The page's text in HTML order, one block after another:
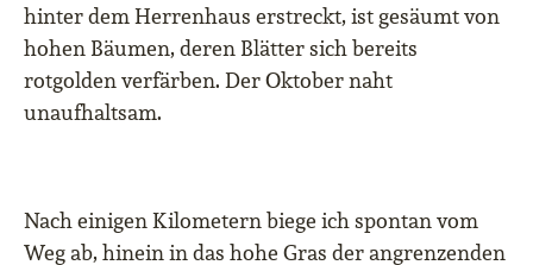
hinter dem Herrenhaus erstreckt, ist gesäumt von
hohen Bäumen, deren Blätter sich bereits
rotgolden verfärben. Der Oktober naht
unaufhaltsam.
Nach einigen Kilometern biege ich spontan vom
Weg ab, hinein in das hohe Gras der angrenzenden